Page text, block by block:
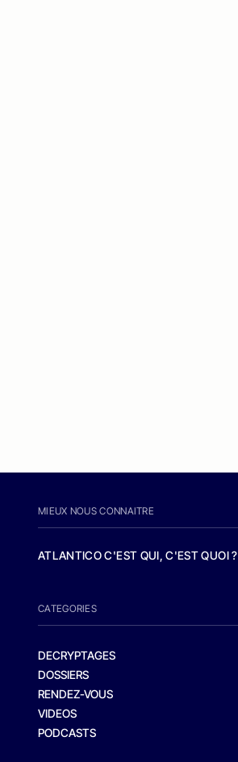
MIEUX NOUS CONNAITRE
ATLANTICO C'EST QUI, C'EST QUOI ?
CATEGORIES
DECRYPTAGES
DOSSIERS
RENDEZ-VOUS
VIDEOS
PODCASTS